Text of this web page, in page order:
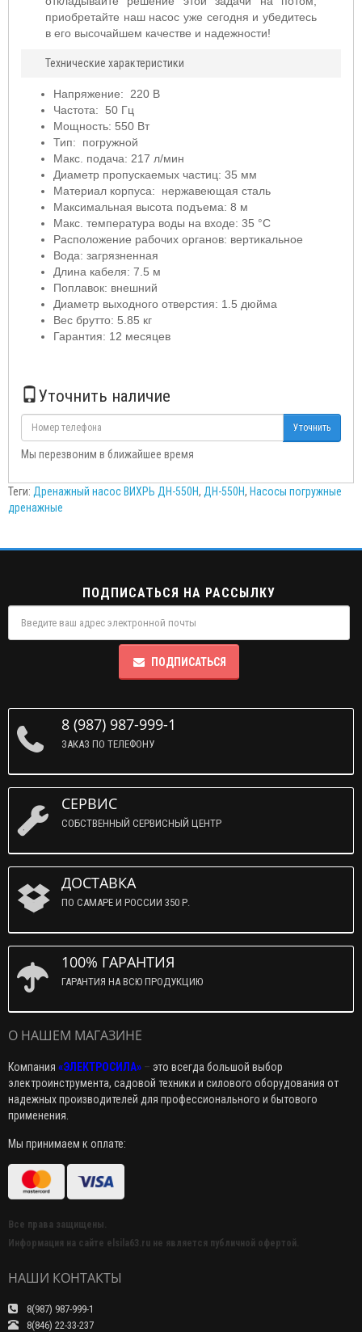
приобретайте наш насос уже сегодня и убедитесь
в его высочайшем качестве и надежности!
Технические характеристики
Напряжение: 220 В
Частота: 50 Гц
Мощность: 550 Вт
Тип: погружной
Макс. подача: 217 л/мин
Диаметр пропускаемых частиц: 35 мм
Материал корпуса: нержавеющая сталь
Максимальная высота подъема: 8 м
Макс. температура воды на входе: 35 °C
Расположение рабочих органов: вертикальное
Вода: загрязненная
Длина кабеля: 7.5 м
Поплавок: внешний
Диаметр выходного отверстия: 1.5 дюйма
Вес брутто: 5.85 кг
Гарантия: 12 месяцев
Уточнить наличие
Уточнить
Мы перезвоним в ближайшее время
Теги: Дренажный насос ВИХРЬ ДН-550Н, ДН-550Н, Насосы погружные
дренажные
ПОДПИСАТЬСЯ НА РАССЫЛКУ
ПОДПИСАТЬСЯ
8 (987) 987-999-1
ЗАКАЗ ПО ТЕЛЕФОНУ
СЕРВИС
СОБСТВЕННЫЙ СЕРВИСНЫЙ ЦЕНТР
ДОСТАВКА
ПО САМАРЕ И РОССИИ 350 Р.
100% ГАРАНТИЯ
ГАРАНТИЯ НА ВСЮ ПРОДУКЦИЮ
О НАШЕМ МАГАЗИНЕ
Компания «ЭЛЕКТРОСИЛА» – это всегда большой выбор
электроинструмента, садовой техники и силового оборудования от
надежных производителей для профессионального и бытового
применения.
Мы принимаем к оплате:
Все права защищены.
Информация на сайте elsila63.ru не является публичной офертой.
НАШИ КОНТАКТЫ
8(987) 987-999-1
8(846) 22-33-237